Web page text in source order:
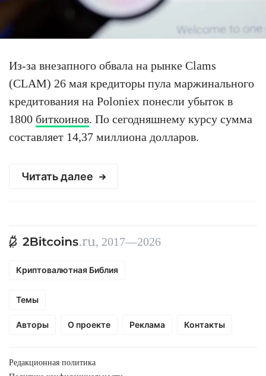
Из-за внезапного обвала на рынке Clams
(CLAM) 26 мая кредиторы пула маржинального
кредитования на Poloniex понесли убыток в
1800 биткоинов. По сегодняшнему курсу сумма
составляет 14,37 миллиона долларов.
Читать далее
, 2017—2026
Криптовалютная Библия
Темы
Авторы О проекте Реклама Контакты
Редакционная политика